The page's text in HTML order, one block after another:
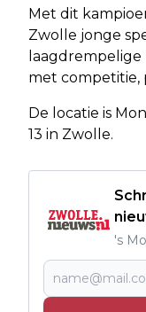
Met dit
Zwolle jonge
met competitie,
De locatie is
13 in Zwolle.
's